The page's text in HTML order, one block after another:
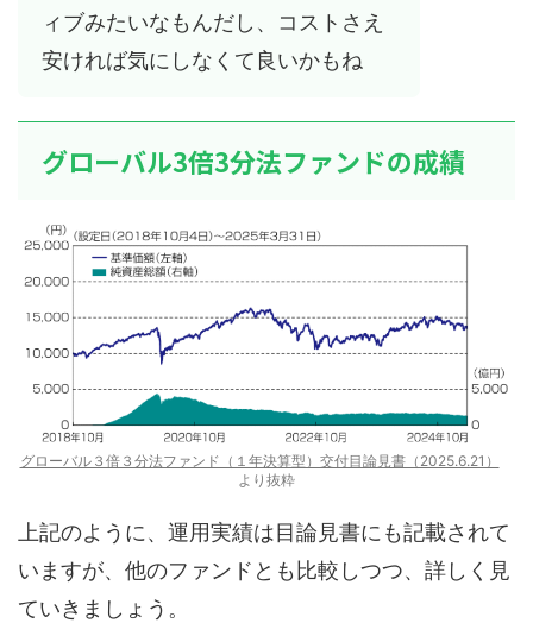
ィブみたいなもんだし、コストさえ
安ければ気にしなくて良いかもね
グローバル3倍3分法ファンドの成績
グローバル３倍３分法ファンド（１年決算型）交付目論見書（2025.6.21）
より抜粋
上記のように、運用実績は目論見書にも記載されて
いますが、他のファンドとも比較しつつ、詳しく見
ていきましょう。